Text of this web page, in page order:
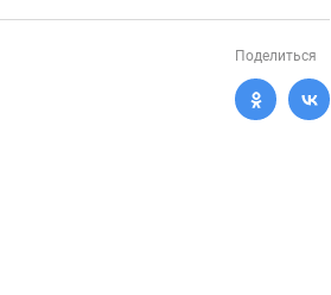
Поделиться